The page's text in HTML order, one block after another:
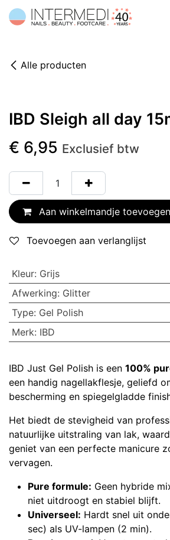
Overslaan naar inhoud
Alle producten
IBD Sleigh all day
IBD Just Gel Polish is een 100%
een handig nagellakflesje, geliefd
bescherming en spiegelgladde
Het biedt de stevigheid van
natuurlijke uitstraling van lak,
geniet van een perfecte manicure
vervagen.
Pure formule: Geen hybride
niet uitdroogt en stabiel blijft.
Universeel: Hardt snel uit
sec) als UV-lampen (2 min).
€ 6,95 Exclusief btw
Aan winkelmandje toevoegen
Toevoegen aan verlanglijst
Kleur: Grijs
Afwerking: Glitter
Type: Gel Polish
Merk: IBD